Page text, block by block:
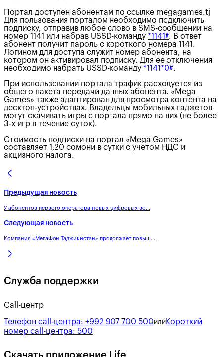
Портал доступен абонентам по ссылке megagames.tj
Для пользования порталом необходимо подключить
подписку, отправив любое слово в SMS-сообщении на
номер 1141 или набрав USSD-команду *1141#. В ответ
абонент получит пароль с короткого номера 1141.
Логином для доступа служит номер абонента, на
котором он активировал подписку. Для ее отключения
необходимо набрать USSD-команду *1141*0#.
При использовании портала трафик расходуется из
общего пакета передачи данных абонента. «Mega
Games» также адаптирован для просмотра контента на
десктоп-устройствах. Владельцы мобильных гаджетов
могут скачивать игры с портала прямо на них (не более
3-х игр в течение суток).
Стоимость подписки на портал «Mega Games»
составляет 1,20 сомони в сутки с учетом НДС и
акцизного налога.
Предыдущая новость
У абонентов первого оператора новых цифровых во...
Следующая новость
Компания «МегаФон Таджикистан» продолжает повыш...
Служба поддержки
Call-центр
Телефон call-центра: +992 907 700 500или Короткий
номер call-центра: 500